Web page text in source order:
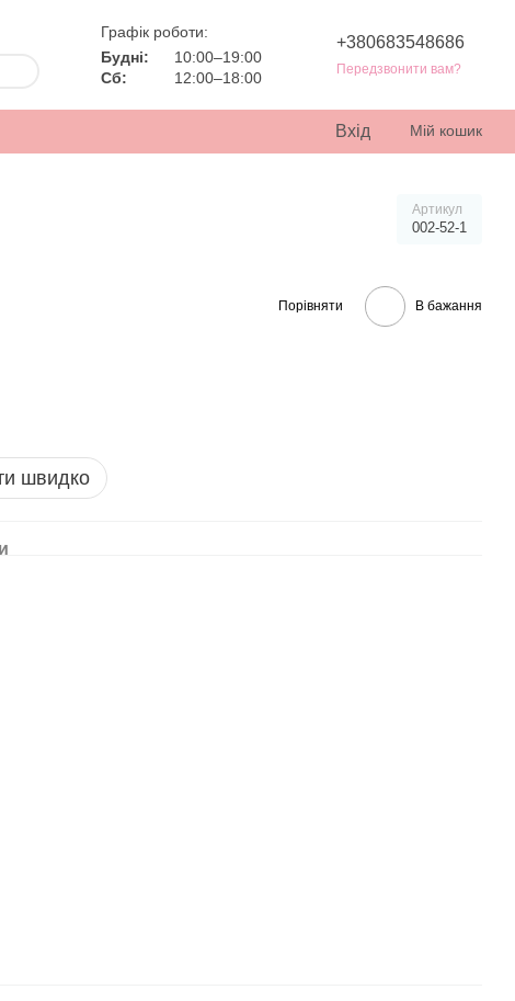
Графік роботи:
Будні:
10:00–19:00
Сб:
12:00–18:00
+380683548686
Передзвонити вам?
Вхід Мій кошик
Артикул
002-52-1
Порівняти В бажання
швидко